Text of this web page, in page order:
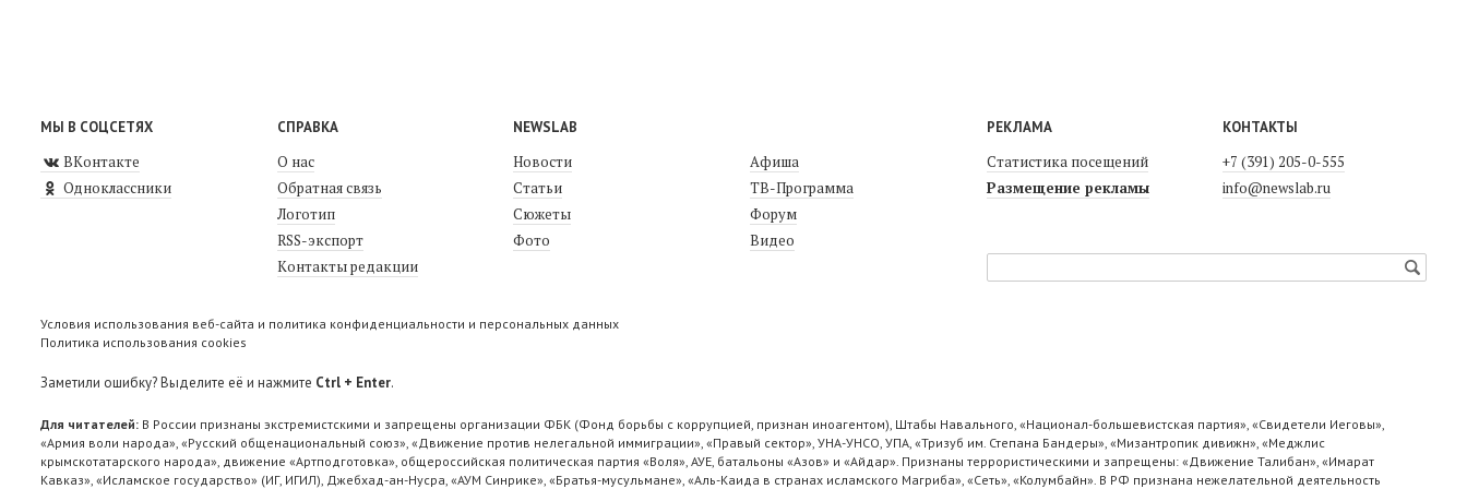
МЫ В СОЦСЕТЯХ
ВКонтакте
Одноклассники
СПРАВКА
О нас
Обратная связь
Логотип
RSS-экспорт
Контакты редакции
NEWSLAB
Новости
Статьи
Сюжеты
Фото
Афиша
ТВ-Программа
Форум
Видео
РЕКЛАМА
Статистика посещений
Размещение рекламы
КОНТАКТЫ
+7 (391) 205-0-555
info@newslab.ru
Условия использования веб-сайта и политика конфиденциальности и персональных данных
Политика использования cookies
Заметили ошибку? Выделите её и нажмите Ctrl + Enter.
Для читателей: В России признаны экстремистскими и запрещены организации ФБК (Фонд борьбы с коррупцией, признан иноагентом), Штабы Навального, «Национал-большевистская партия», «Свидетели Иеговы»,
«Армия воли народа», «Русский общенациональный союз», «Движение против нелегальной иммиграции», «Правый сектор», УНА-УНСО, УПА, «Тризуб им. Степана Бандеры», «Мизантропик дивижн», «Меджлис
крымскотатарского народа», движение «Артподготовка», общероссийская политическая партия «Воля», АУЕ, батальоны «Азов» и «Айдар». Признаны террористическими и запрещены: «Движение Талибан», «Имарат
Кавказ», «Исламское государство» (ИГ, ИГИЛ), Джебхад-ан-Нусра, «АУМ Синрике», «Братья-мусульмане», «Аль-Каида в странах исламского Магриба», «Сеть», «Колумбайн». В РФ признана нежелательной деятельность